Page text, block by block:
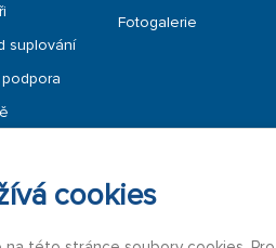
suplování
Fotogalerie
cookies